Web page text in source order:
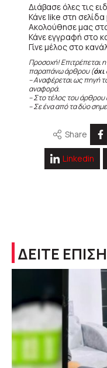
Διάβασε όλες τις
Κάνε like στη
Ακολούθησε μας
Κάνε εγγραφή στο
Γίνε μέλος στο
Προσοχή! Επιτρέπεται
παραπάνω άρθρου (όχι
– Αναφέρεται ως πηγή
αναφορά.
– Στο τέλος του
– Σε ένα από τα δύο
Share
Linkedin
ΔΕΙΤΕ